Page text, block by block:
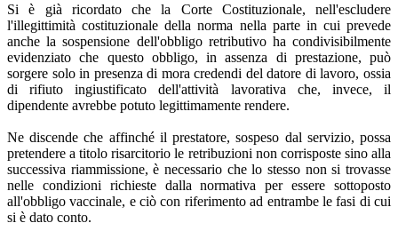
Si è già ricordato che la Corte Costituzionale, nell'escludere
l'illegittimità costituzionale della norma nella parte in cui prevede
anche la sospensione dell'obbligo retributivo ha condivisibilmente
evidenziato che questo obbligo, in assenza di prestazione, può
sorgere solo in presenza di mora credendi del datore di lavoro, ossia
di rifiuto ingiustificato dell'attività lavorativa che, invece, il
dipendente avrebbe potuto legittimamente rendere.
Ne discende che affinché il prestatore, sospeso dal servizio, possa
pretendere a titolo risarcitorio le retribuzioni non corrisposte sino alla
successiva riammissione, è necessario che lo stesso non si trovasse
nelle condizioni richieste dalla normativa per essere sottoposto
all'obbligo vaccinale, e ciò con riferimento ad entrambe le fasi di cui
si è dato conto.